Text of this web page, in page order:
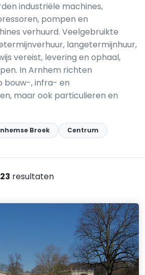
industriële machines,
pompen en
verhuurd. Veelgebruikte
langetermijnhuur,
vereist, levering en ophaal,
In Arnhem richten
bouw-, infra- en
maar ook particulieren en
Broek
Centrum
23 resultaten